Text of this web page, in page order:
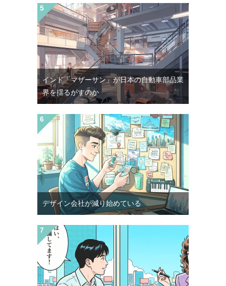
インド「マザーサン」が日本の自動車部品業
界を揺るがすのか
デザイン会社が減り始めている